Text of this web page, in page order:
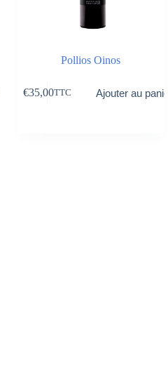
Pollios Oinos
€35,00TTC Ajouter au panier